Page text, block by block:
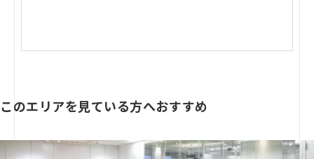
このエリアを見ている方へおすすめ